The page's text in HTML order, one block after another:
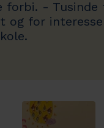
forbi. -
og for